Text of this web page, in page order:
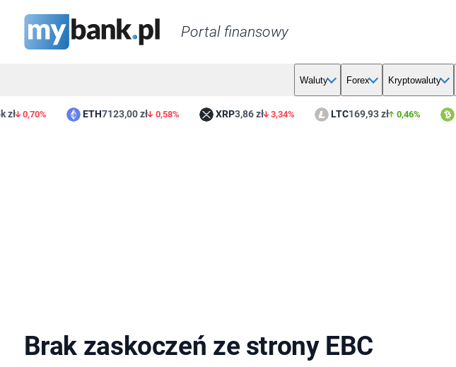
Portal finansowy
Waluty Forex Kryptowaluty
0,70% ETH7123,00 zł 0,58% XRP3,86 zł 3,34% LTC169,93 zł 0,46% BCH
Brak zaskoczeń ze strony EBC